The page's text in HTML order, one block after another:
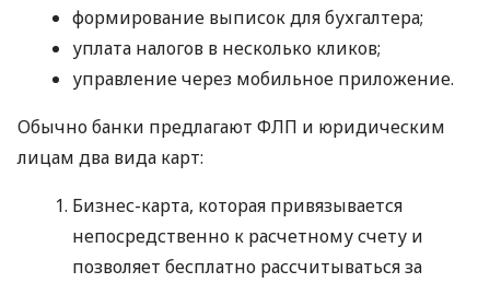
формирование выписок для бухгалтера;
уплата налогов в несколько кликов;
управление через мобильное приложение.
Обычно банки предлагают ФЛП и юридическим
лицам два вида карт:
Бизнес-карта, которая привязывается
непосредственно к расчетному счету и
позволяет бесплатно рассчитываться за